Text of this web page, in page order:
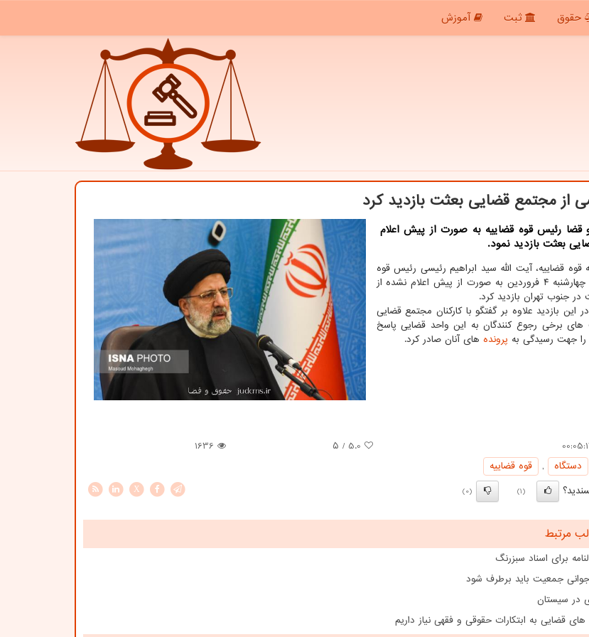
حقوق ثبت آموزش
از مجتمع قضایی بعثت بازدید كرد
رئیس قوه قضاییه به صورت از پیش اعلام
بعثت بازدید نمود.
قوه قضاییه، آیت الله سید ابراهیم رئیسی رئیس قوه
قضاییه بامداد امروز چهارشنبه ۴ فروردین به صورت از پیش اعلام نشده از
جنوب تهران بازدید کرد.
این بازدید علاوه بر گفتگو با کارکنان مجتمع قضایی
برخی رجوع کنندگان به این واحد قضایی پاسخ
را جهت رسیدگی به پرونده های آنان صادر کرد.
5.0 / ۵
1636
دستگاه ,
قوه قضاییه
(1)
(0)
X
مرتبط
برای اسناد سبزرنگ
جوانی جمعیت باید برطرف شود
قضایی به ابتکارات حقوقی و فقهی نیاز داریم